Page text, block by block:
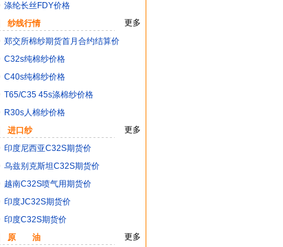
涤纶长丝FDY价格
纱线行情
更多
郑交所棉纱期货首月合约结算价
C32s纯棉纱价格
C40s纯棉纱价格
T65/C35 45s涤棉纱价格
R30s人棉纱价格
进口纱
更多
印度尼西亚C32S期货价
乌兹别克斯坦C32S期货价
越南C32S喷气用期货价
印度JC32S期货价
印度C32S期货价
原 油
更多